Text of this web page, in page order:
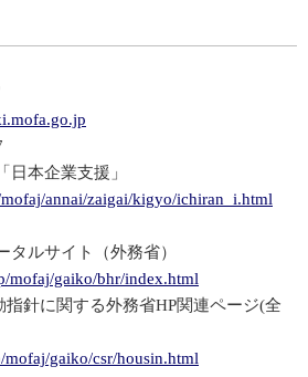
日本企業支援」
annai/zaigai/kigyo/ichiran_i.html
ルサイト（外務省）
mofaj/gaiko/bhr/index.html
指針に関する外務省HP関連ページ(全
gaiko/csr/housin.html